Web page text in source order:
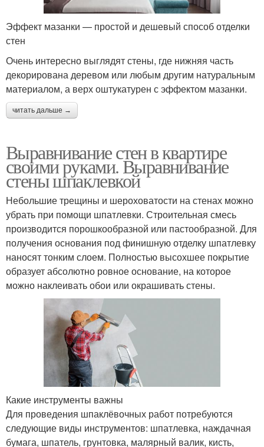
Эффект мазанки — простой и дешевый способ отделки
стен
Очень интересно выглядят стены, где нижняя часть
декорирована деревом или любым другим натуральным
материалом, а верх оштукатурен с эффектом мазанки.
читать дальше →
Выравнивание стен в квартире
своими руками. Выравнивание
стены шпаклевкой
Небольшие трещины и шероховатости на стенах можно
убрать при помощи шпатлевки. Строительная смесь
производится порошкообразной или пастообразной. Для
получения основания под финишную отделку шпатлевку
наносят тонким слоем. Полностью высохшее покрытие
образует абсолютно ровное основание, на которое
можно наклеивать обои или окрашивать стены.
Какие инструменты важны
Для проведения шпаклёвочных работ потребуются
следующие виды инструментов: шпатлевка, наждачная
бумага, шпатель, грунтовка, малярный валик, кисть,